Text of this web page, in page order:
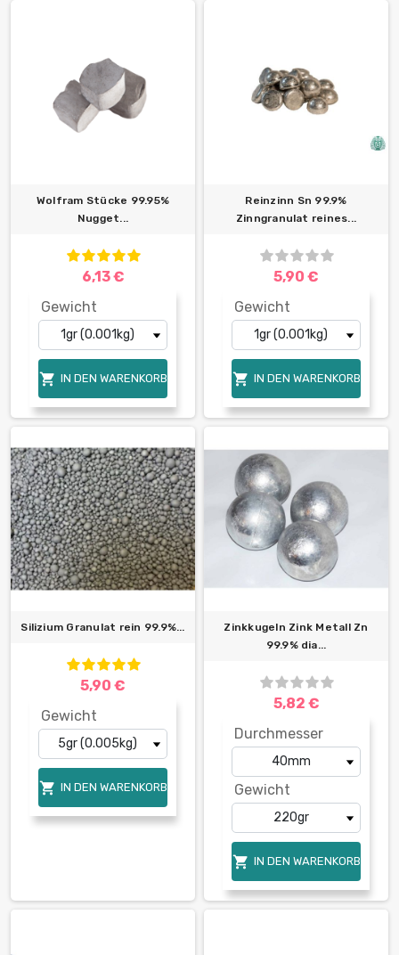
Wolfram Stücke 99.95%
Nugget...
6,13 €
Gewicht
 IN DEN WARENKORB
Reinzinn Sn 99.9%
Zinngranulat reines...
5,90 €
Gewicht
 IN DEN WARENKORB
Silizium Granulat rein 99.9%...
5,90 €
Gewicht
 IN DEN WARENKORB
Zinkkugeln Zink Metall Zn
99.9% dia...
5,82 €
Durchmesser
Gewicht
 IN DEN WARENKORB